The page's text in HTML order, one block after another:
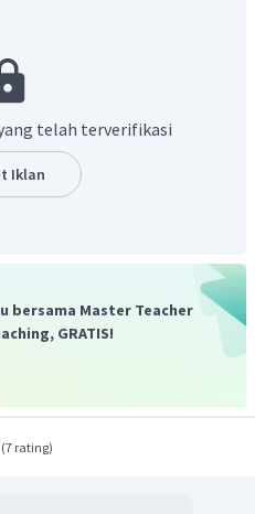
dari kulit K ke kulit M,
sebesar selisih energi kulit
adalah A.
telah terverifikasi
Iklan
bersama Master Teacher
GRATIS!
(7 rating)